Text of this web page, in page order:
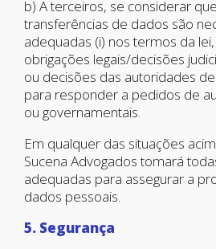
b) A terceiros, se considerar
transferências de dados são
adequadas (i) nos termos da
obrigações legais/decisões
ou decisões das autoridades
para responder a pedidos de
ou governamentais.
Em qualquer das situações
Sucena Advogados tomará
adequadas para assegurar a
dados pessoais.
5. Segurança